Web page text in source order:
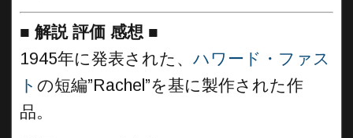
■ 解説 評価 感想 ■
1945年に発表された、 ハワード・ファス
ト の短編”Rachel”を基に製作された作
品。